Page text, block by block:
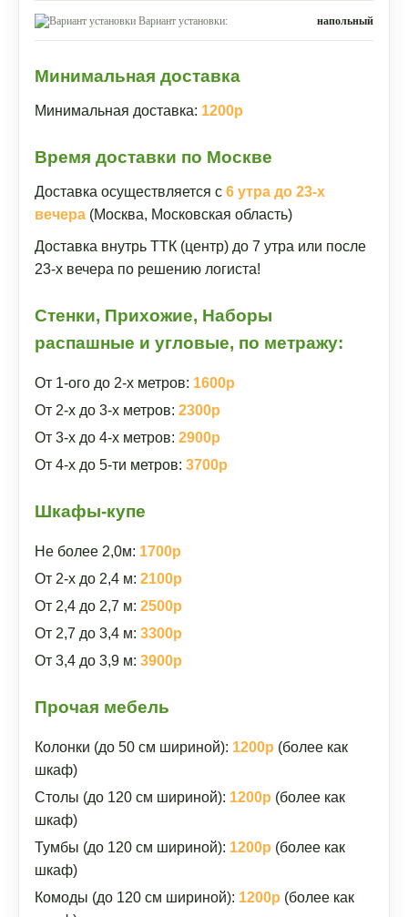
Вариант установки: напольный
Минимальная доставка
Минимальная доставка: 1200р
Время доставки по Москве
Доставка осуществляется с 6 утра до 23-х
вечера (Москва, Московская область)
Доставка внутрь ТТК (центр) до 7 утра или после
23-х вечера по решению логиста!
Стенки, Прихожие, Наборы
распашные и угловые, по метражу:
От 1-ого до 2-х метров: 1600р
От 2-х до 3-х метров: 2300р
От 3-х до 4-х метров: 2900р
От 4-х до 5-ти метров: 3700р
Шкафы-купе
Не более 2,0м: 1700р
От 2-х до 2,4 м: 2100р
От 2,4 до 2,7 м: 2500р
От 2,7 до 3,4 м: 3300р
От 3,4 до 3,9 м: 3900р
Прочая мебель
Колонки (до 50 см шириной): 1200р (более как
шкаф)
Столы (до 120 см шириной): 1200р (более как
шкаф)
Тумбы (до 120 см шириной): 1200р (более как
шкаф)
Комоды (до 120 см шириной): 1200р (более как